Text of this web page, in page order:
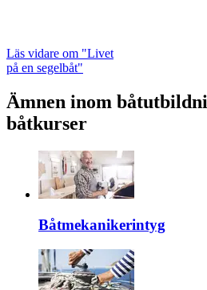
Läs vidare om "Livet
på en segelbåt"
Ämnen inom
båtkurser
Båtmekanikerintyg